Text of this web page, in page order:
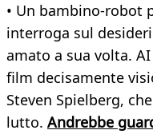
• Un bambino-robot
interroga sul
amato a sua volta.
film decisamente
Steven Spielberg,
lutto. Andrebbe